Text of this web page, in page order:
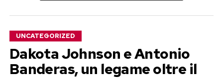
particolare trasporto.
La situazione si era ulteriormente complicata
quando la ragazza aveva chiesto al tentatore di
UNCATEGORIZED
Dakota Johnson e Antonio
Banderas, un legame oltre il